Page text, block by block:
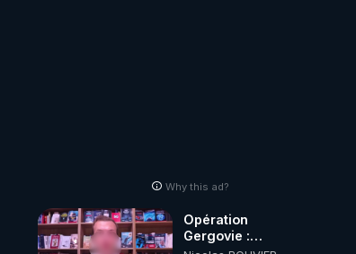
Why this ad?
Opération
Gergovie :